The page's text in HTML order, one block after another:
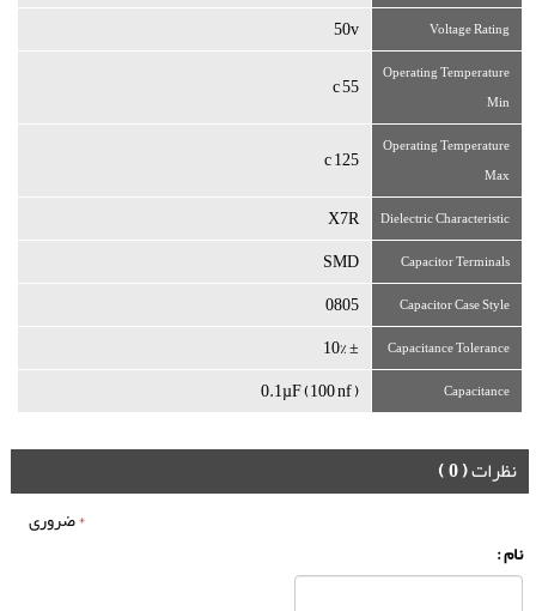
50v Voltage Rating
55 c
Operating Temperature
Min
125 c
Operating Temperature
Max
X7R Dielectric Characteristic
SMD Capacitor Terminals
0805 Capacitor Case Style
± 10% Capacitance Tolerance
( 0.1µF (100 nf Capacitance
نظرات( 0 )
*ضروری
نام :